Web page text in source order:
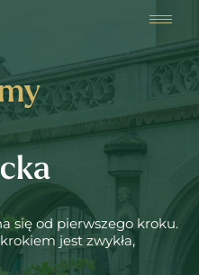
się od pierwszego kroku.
jest zwykła,